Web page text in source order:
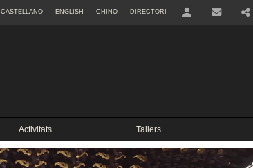
CASTELLANO ENGLISH CHINO DIRECTORI
Activitats Tallers